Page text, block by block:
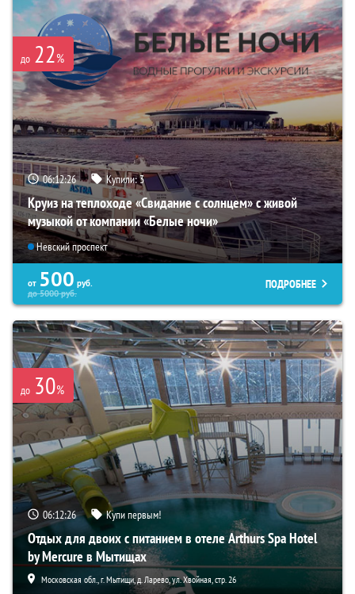
до 22%
06:12:25 Купили:3
Круиз на теплоходе «Свидание с солнцем» с живой
музыкой от компании «Белые ночи»
Невский проспект
от 500 руб.
до5000руб.
ПОДРОБНЕЕ
до 30%
06:12:25 Купи первым!
Отдых для двоих с питанием в отеле Arthurs Spa Hotel
by Mercure в Мытищах
Московская обл., г. Мытищи, д. Ларево, ул. Хвойная, стр. 26